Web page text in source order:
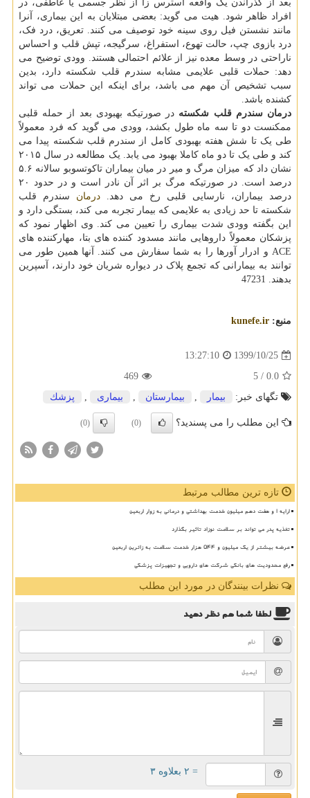
بعد از گذراندن یک واقعه استرس زا از نظر جسمی یا عاطفی، در
افراد ظاهر شود. هیت می گوید: بعضی مبتلایان به این بیماری، آنرا
مانند نشستن فیل روی سینه خود توصیف می کنند. تعریق، درد فک،
درد بازوی چپ، حالت تهوع، استفراغ، سرگیجه، تپش قلب و احساس
ناراحتی در وسط معده نیز از علائم احتمالی هستند. وودی توضیح می
دهد: حملات قلبی علایمی مشابه سندرم قلب شکسته دارد، بدین
سبب تشخیص آن مهم می باشد، برای اینکه این حملات می تواند
کشنده باشد.
درمان سندرم قلب شکسته در صورتیکه بهبودی بعد از حمله قلبی
ممکنست دو تا سه ماه طول بکشد، وودی می گوید که فرد معمولاً
طی یک تا شش هفته بهبودی کامل از سندرم قلب شکسته پیدا می
کند و طی یک تا دو ماه کاملا بهبود می یابد. یک مطالعه در سال ۲۰۱۵
نشان داد که میزان مرگ و میر در میان بیماران تاکوتسوبو سالانه ۵.۶
درصد است. در صورتیکه مرگ بر اثر آن نادر است و در حدود ۲۰
درصد بیماران، نارسایی قلبی رخ می دهد. درمان سندرم قلب
شکسته تا حد زیادی به علایمی که بیمار تجربه می کند، بستگی دارد و
این بگفته وودی شدت بیماری را تعیین می کند. وی اظهار نمود که
پزشکان معمولاً داروهایی مانند مسدود کننده های بتا، مهارکننده های
ACE و ادرار آورها را به شما سفارش می کنند. آنها همین طور می
توانند به بیمارانی که تجمع پلاک در دیواره شریان خود دارند، آسپرین
بدهند. 47231
منبع: kunefe.ir
1399/10/25
13:27:10
0.0
/ 5
469
تگهای خبر:
بیمار , بیمارستان , بیماری , پزشك
این مطلب را می پسندید؟ (0)
(0)
تازه ترین مطالب مرتبط
ارایه ۱ و هفت دهم میلیون خدمت بهداشتی و درمانی به زوار اربعین
تغذیه پدر می تواند بر سلامت نوزاد تاثیر بگذارد
عرضه بیشتر از یک میلیون و ۵۴۴ هزار خدمت سلامت به زائرین اربعین
رفع محدودیت های بانکی شرکت های دارویی و تجهیزات پزشکی
نظرات بینندگان در مورد این مطلب
لطفا شما همنظر دهید
= ۲ بعلاوه ۳